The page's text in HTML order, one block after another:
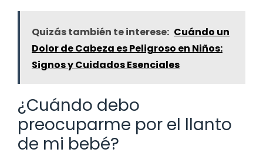
Quizás también te interese: Cuándo un
Dolor de Cabeza es Peligroso en Niños:
Signos y Cuidados Esenciales
¿Cuándo debo
preocuparme por el llanto
de mi bebé?